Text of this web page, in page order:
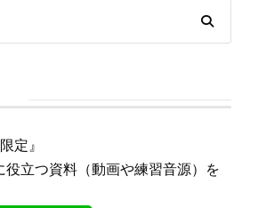
定』
立つ資料（動画や練習音源）を